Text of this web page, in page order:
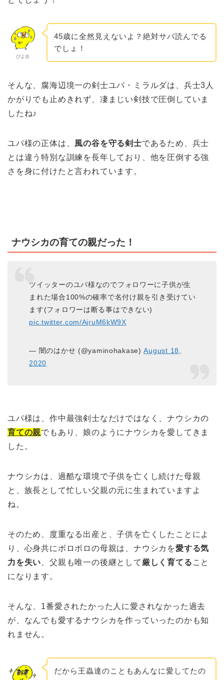
ぴよ吉
45歳に全然見えないよ？絶対サバ読んでる
でしょ！
そんな、腐海辺境一の剣士ユパ・ミラルダは、兵士3人
かがりでも止めきれず、凄まじい剣技で圧倒していま
したね♪
ユパ様の正体は、 風の谷を守る剣士であるため、兵士
とは違う特別な訓練を長年しており、他を圧倒する強
さを身に付けたと言われています。
ナウシカの育ての親だった！
ツイッターのユパ様なのでフォロワーに子供が生
まれた場合100%の確率で名付け親を引き受けてい
ます(フォロワーは断る事はできない)
pic.twitter.com/AjruM6kW9X
— 闇のはかせ (@yaminohakase)August 18,
2020
ユパ様は、作中最強剣士なだけではなく、ナウシカの
育ての親でもあり、娘のようにナウシカを愛してきま
した。
ナウシカは、過酷な環境で子供を亡くし続けた母親
と、族長として忙しい父親の元に生まれていますよ
ね。
そのため、度重なる出産と、子供を亡くしたことによ
り、心身共にボロボロの母親は、ナウシカを愛する気
力を失い 、父親も唯一の後継として 厳しく育てる こと
になります。
そんな、1番愛されたかった人に愛されなかった過去
が、なんでも愛するナウシカを作っていったのかも知
れません。
だから王蟲達のこともあんなに愛してたの